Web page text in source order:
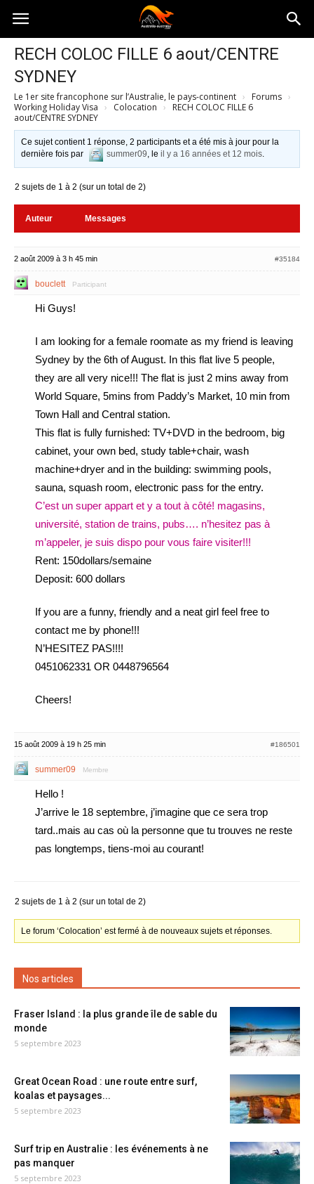
Australia-
australie.com
RECH COLOC FILLE 6 aout/CENTRE
SYDNEY
Le 1er site francophone sur l’Australie, le pays-continent › Forums ›
Working Holiday Visa › Colocation ›
RECH COLOC FILLE 6
aout/CENTRE SYDNEY
Ce sujet contient 1 réponse, 2 participants et a été mis à jour pour la
dernière fois par
summer09, leil y a 16 années et 12 mois.
2 sujets de 1 à 2 (sur un total de 2)
Auteur Messages
2 août 2009 à 3 h 45 min #35184
bouclett Participant
Hi Guys!
I am looking for a female roomate as my friend is leaving
Sydney by the 6th of August. In this flat live 5 people,
they are all very nice!!! The flat is just 2 mins away from
World Square, 5mins from Paddy’s Market, 10 min from
Town Hall and Central station.
This flat is fully furnished: TV+DVD in the bedroom, big
cabinet, your own bed, study table+chair, wash
machine+dryer and in the building: swimming pools,
sauna, squash room, electronic pass for the entry.
C’est un super appart et y a tout à côté! magasins,
université, station de trains, pubs…. n’hesitez pas à
m’appeler, je suis dispo pour vous faire visiter!!!
Rent: 150dollars/semaine
Deposit: 600 dollars
If you are a funny, friendly and a neat girl feel free to
contact me by phone!!!
N’HESITEZ PAS!!!!
0451062331 OR 0448796564
Cheers!
15 août 2009 à 19 h 25 min #186501
summer09 Membre
Hello !
J’arrive le 18 septembre, j’imagine que ce sera trop
tard..mais au cas où la personne que tu trouves ne reste
pas longtemps, tiens-moi au courant!
2 sujets de 1 à 2 (sur un total de 2)
Le forum ‘Colocation’ est fermé à de nouveaux sujets et réponses.
Nos articles
Fraser Island : la plus grande île de sable du
monde
5 septembre 2023
Great Ocean Road : une route entre surf,
koalas et paysages...
5 septembre 2023
Surf trip en Australie : les événements à ne
pas manquer
5 septembre 2023